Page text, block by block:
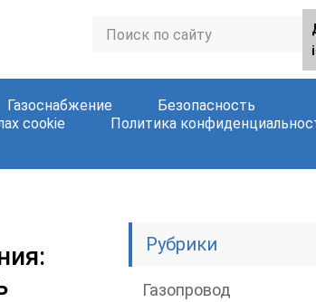
Газоснабжение
Безопасность
cookie
Политика
Рубрики
Газопровод